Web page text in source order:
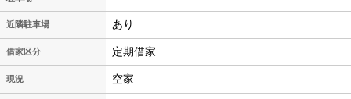
近隣駐車場 あり
借家区分 定期借家
現況 空家